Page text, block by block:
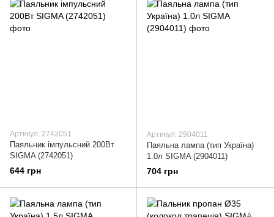
Артикул: 2742051
Паяльник імпульсний 200Вт
SIGMA (2742051)
644 грн
Артикул: 2904011
Паяльна лампа (тип Україна)
1.0л SIGMA (2904011)
704 грн